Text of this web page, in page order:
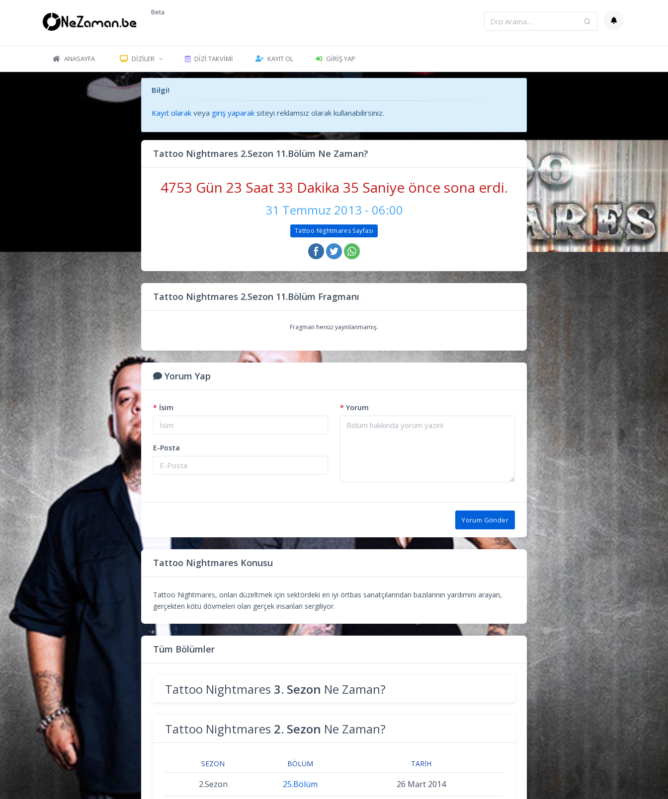
Beta
ANASAYFA DIZILER DIZI TAKVIMI KAYIT OL GIRIŞ YAP
Bilgi!
Kayıt olarak veya giriş yaparak siteyi reklamsız olarak kullanabilirsiniz.
Tattoo Nightmares 2.Sezon 11.Bölüm Ne Zaman?
4753 Gün 23 Saat 33 Dakika 36 Saniye önce sona erdi.
31 Temmuz 2013 - 06:00
Tattoo Nightmares Sayfası
Tattoo Nightmares 2.Sezon 11.Bölüm Fragmanı
Fragman henüz yayınlanmamış.
Yorum Yap
* İsim
E-Posta
* Yorum
Yorum Gönder
Tattoo Nightmares Konusu
Tattoo Nightmares, onları düzeltmek için sektördeki en iyi örtbas sanatçılarından bazılarının yardımını arayan,
gerçekten kötü dövmeleri olan gerçek insanları sergiliyor.
Tüm Bölümler
Tattoo Nightmares 3. Sezon Ne Zaman?
Tattoo Nightmares 2. Sezon Ne Zaman?
SEZON BÖLÜM TARIH
2.Sezon 25.Bölüm 26 Mart 2014